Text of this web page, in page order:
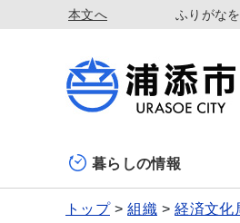
本文へ ふりがな
暮らしの情報
トップ 組織 経済文化